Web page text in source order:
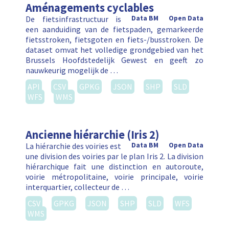
Aménagements cyclables
Open Data
Data BM
De fietsinfrastructuur is
een aanduiding van de fietspaden, gemarkeerde
fietsstroken, fietsgoten en fiets-/busstroken. De
dataset omvat het volledige grondgebied van het
Brussels Hoofdstedelijk Gewest en geeft zo
nauwkeurig mogelijk de …
API
CSV GPKG JSON SHP
SLD
WFS
WMS
Ancienne hiérarchie (Iris 2)
Open Data
Data BM
La hiérarchie des voiries est
une division des voiries par le plan Iris 2. La division
hiérarchique fait une distinction en autoroute,
voirie métropolitaine, voirie principale, voirie
interquartier, collecteur de …
CSV
GPKG JSON SHP SLD
WFS
WMS